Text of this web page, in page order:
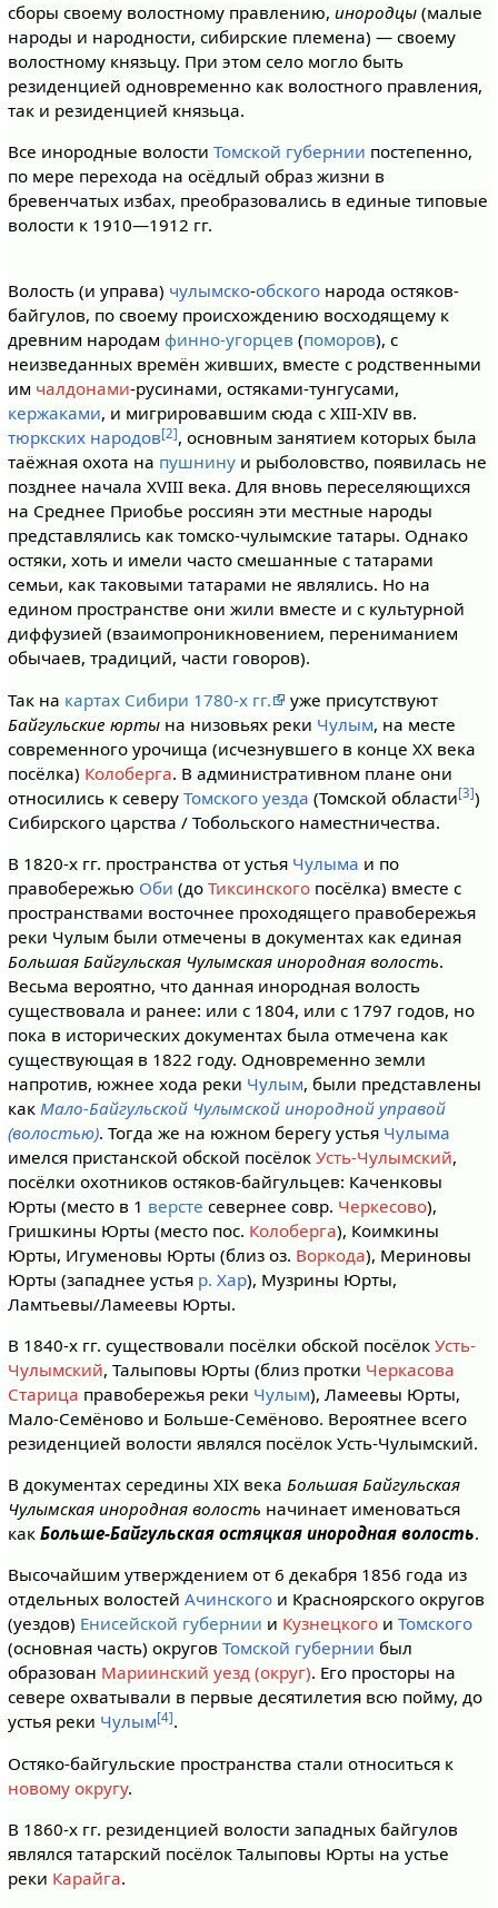
сборы своему волостному правлению, инородцы(малые
народы и народности, сибирские племена) — своему
волостному князьцу. При этом село могло быть
резиденцией одновременно как волостного правления,
так и резиденцией князьца.
Все инородные волости Томской губернии постепенно,
по мере перехода на осёдлый образ жизни в
бревенчатых избах, преобразовались в единые типовые
волости к 1910—1912 гг.
Волость (и управа) чулымско-обскогонарода остяков-
байгулов, по своему происхождению восходящему к
древним народам финно-угорцев (поморов), с
неизведанных времён живших, вместе с родственными
им чалдонами-русинами, остяками-тунгусами,
кержаками, и мигрировавшим сюда с XIII-XIV вв.
тюркских народов[2], основным занятием которых была
таёжная охота на пушнинуи рыболовство, появилась не
позднее начала XVIII века. Для вновь переселяющихся
на Среднее Приобье россиян эти местные народы
представлялись как томско-чулымские татары. Однако
остяки, хоть и имели часто смешанные с татарами
семьи, как таковыми татарами не являлись. Но на
едином пространстве они жили вместе и с культурной
диффузией (взаимопроникновением, перениманием
обычаев, традиций, части говоров).
Так на картах Сибири 1780-х гг.
уже присутствуют
Байгульские юртына низовьях реки Чулым, на месте
современного урочища (исчезнувшего в конце XX века
посёлка) Колоберга. В административном плане они
относились к северу Томского уезда (Томской области[3])
Сибирского царства / Тобольского наместничества.
В 1820-х гг. пространства от устья Чулыма и по
правобережью Оби (до Тиксинскогопосёлка) вместе с
пространствами восточнее проходящего правобережья
реки Чулым были отмечены в документах как единая
Большая Байгульская Чулымская инородная волость.
Весьма вероятно, что данная инородная волость
существовала и ранее: или с 1804, или с 1797 годов, но
пока в исторических документах была отмечена как
существующая в 1822 году. Одновременно земли
напротив, южнее хода реки Чулым, были представлены
как Мало-Байгульской Чулымской инородной управой
(волостью). Тогда же на южном берегу устья Чулыма
имелся пристанской обской посёлок Усть-Чулымский,
посёлки охотников остяков-байгульцев: Каченковы
Юрты (место в 1 версте севернее совр. Черкесово),
Гришкины Юрты (место пос. Колоберга), Коимкины
Юрты, Игуменовы Юрты (близ оз. Воркода), Мериновы
Юрты (западнее устья р. Хар), Музрины Юрты,
Ламтьевы/Ламеевы Юрты.
В 1840-х гг. существовали посёлки обской посёлок Усть-
Чулымский, Талыповы Юрты (близ протки Черкасова
Старица правобережья реки Чулым), Ламеевы Юрты,
Мало-Семёново и Больше-Семёново. Вероятнее всего
резиденцией волости являлся посёлок Усть-Чулымский.
В документах середины XIX века Большая Байгульская
Чулымская инородная волость начинает именоваться
как Больше-Байгульская остяцкая инородная волость.
Высочайшим утверждением от 6 декабря 1856 года из
отдельных волостей Ачинскогои Красноярского округов
(уездов) Енисейской губернии и Кузнецкогои Томского
(основная часть) округов Томской губернии был
образован Мариинский уезд (округ). Его просторы на
севере охватывали в первые десятилетия всю пойму, до
устья реки Чулым[4].
Остяко-байгульские пространства стали относиться к
новому округу.
В 1860-х гг. резиденцией волости западных байгулов
являлся татарский посёлок Талыповы Юрты на устье
реки Карайга.